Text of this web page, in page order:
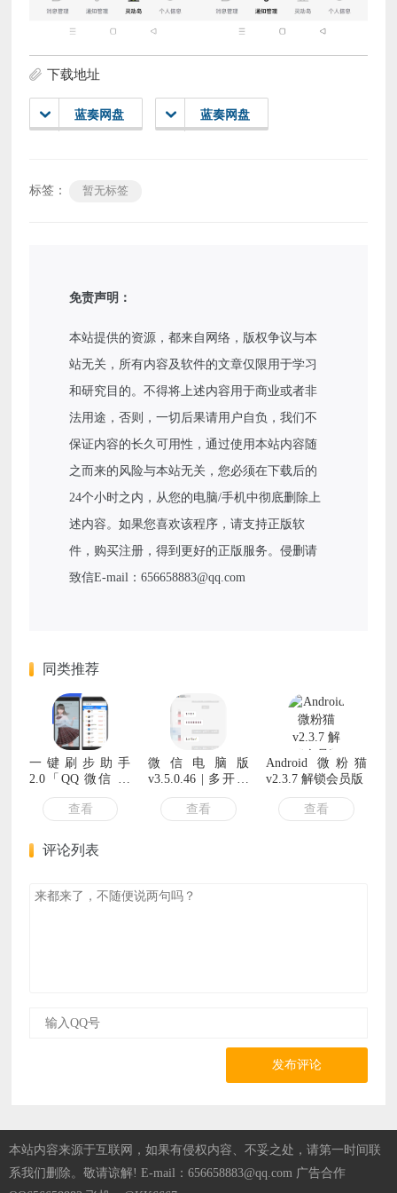
下载地址
蓝奏网盘 蓝奏网盘
标签： 暂无标签
免责声明：
本站提供的资源，都来自网络，版权争议与本
站无关，所有内容及软件的文章仅限用于学习
和研究目的。不得将上述内容用于商业或者非
法用途，否则，一切后果请用户自负，我们不
保证内容的长久可用性，通过使用本站内容随
之而来的风险与本站无关，您必须在下载后的
24个小时之内，从您的电脑/手机中彻底删除上
述内容。如果您喜欢该程序，请支持正版软
件，购买注册，得到更好的正版服务。侵删请
致信E-mail：656658883@qq.com
同类推荐
一键刷步助手
2.0「QQ 微信 支
付宝」
查看
微信电脑版
v3.5.0.46 | 多开消
息防撤回版&官方
版[PC版]查看
Android 微粉猫
v2.3.7 解锁会员版
查看
评论列表
发布评论
本站内容来源于互联网，如果有侵权内容、不妥之处，请第一时间联
系我们删除。敬请谅解! E-mail：656658883@qq.com 广告合作